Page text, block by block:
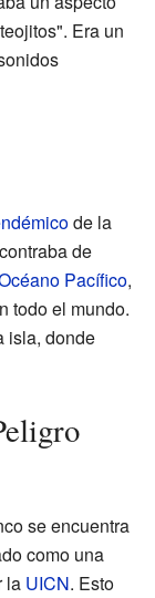
Era un
de la
de
Pacífico,
todo el mundo.
isla, donde
se encuentra
como una
la UICN. Esto